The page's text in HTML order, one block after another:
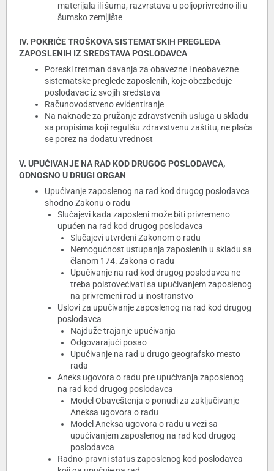
materijala ili šuma, razvrstava u poljoprivredno ili u
šumsko zemljište
IV. POKRIĆE TROŠKOVA SISTEMATSKIH PREGLEDA
ZAPOSLENIH IZ SREDSTAVA POSLODAVCA
Poreski tretman davanja za obavezne i neobavezne
sistematske preglede zaposlenih, koje obezbeđuje
poslodavac iz svojih sredstava
Računovodstveno evidentiranje
Na naknade za pružanje zdravstvenih usluga u skladu
sa propisima koji regulišu zdravstvenu zaštitu, ne plaća
se porez na dodatu vrednost
V. UPUĆIVANJE NA RAD KOD DRUGOG POSLODAVCA,
ODNOSNO U DRUGI ORGAN
Upućivanje zaposlenog na rad kod drugog poslodavca
shodno Zakonu o radu
Slučajevi kada zaposleni može biti privremeno
upućen na rad kod drugog poslodavca
Slučajevi utvrđeni Zakonom o radu
Nemogućnost ustupanja zaposlenih u skladu sa
članom 174. Zakona o radu
Upućivanje na rad kod drugog poslodavca ne
treba poistovećivati sa upućivanjem zaposlenog
na privremeni rad u inostranstvo
Uslovi za upućivanje zaposlenog na rad kod drugog
poslodavca
Najduže trajanje upućivanja
Odgovarajući posao
Upućivanje na rad u drugo geografsko mesto
rada
Aneks ugovora o radu pre upućivanja zaposlenog
na rad kod drugog poslodavca
Model Obaveštenja o ponudi za zaključivanje
Aneksa ugovora o radu
Model Aneksa ugovora o radu u vezi sa
upućivanjem zaposlenog na rad kod drugog
poslodavca
Radno-pravni status zaposlenog kod poslodavca